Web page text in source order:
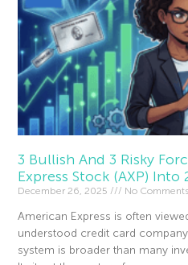
3 Bullish And 3 Risky
Express Stock (AXP) Into
December 26, 2025 No Comments
American Express is often
understood credit card
system is broader than many